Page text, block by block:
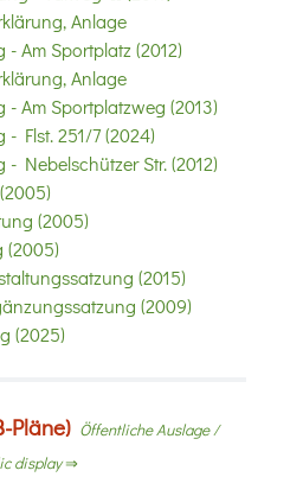
Anlage
Am Sportplatz (2012)
Anlage
Am Sportplatzweg (2013)
Flst. 251/7 (2024)
Nebelschützer Str. (2012)
(2005)
(2005)
(2015)
(2009)
(2025)
Pläne) Öffentliche Auslage /
display⇒